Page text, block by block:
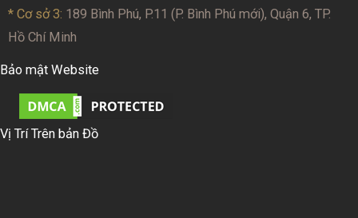
* Cơ sở 3: 189 Bình Phú, P.11 (P. Bình Phú mới), Quận 6, TP.
Hồ Chí Minh
Bảo mật Website
Vị Trí Trên bản Đồ